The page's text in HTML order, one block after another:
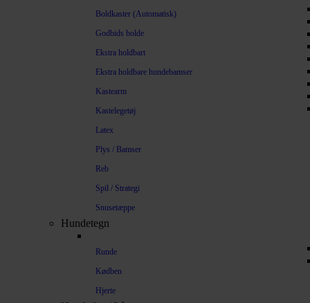
Boldkaster (Automatisk)
Godbids bolde
Ekstra holdbart
Ekstra holdbare hundebamser
Kastearm
Kastelegetøj
Latex
Plys / Bamser
Reb
Spil / Strategi
Snusetæppe
Hundetegn
Runde
Kødben
Hjerte